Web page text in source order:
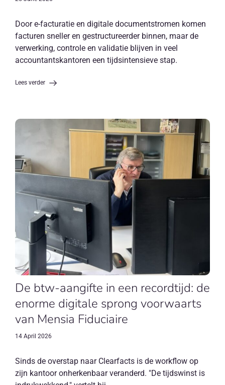
Door e-facturatie en digitale documentstromen komen
facturen sneller en gestructureerder binnen, maar de
verwerking, controle en validatie blijven in veel
accountantskantoren een tijdsintensieve stap.
Lees verder
De btw-aangifte in een recordtijd: de
enorme digitale sprong voorwaarts
van Mensia Fiduciaire
14 April 2026
Sinds de overstap naar Clearfacts is de workflow op
zijn kantoor onherkenbaar veranderd. "De tijdswinst is